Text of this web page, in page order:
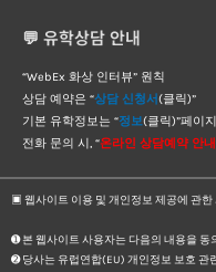
💬 유학상담 안내
“WebEx 화상 인터뷰” 원칙
상담 예약은 “상담 신청서(클릭)”
기본 유학정보는 “정보(클릭)”페이지
전화 문의 시, “온라인 상담예약 안내
▣ 웹사이트 이용 및 개인정보 제공에 관한
➊ 본 웹사이트 사용자는 다음의 내용을 동
➋ 당사는 유럽연합(EU) 개인정보 보호 관